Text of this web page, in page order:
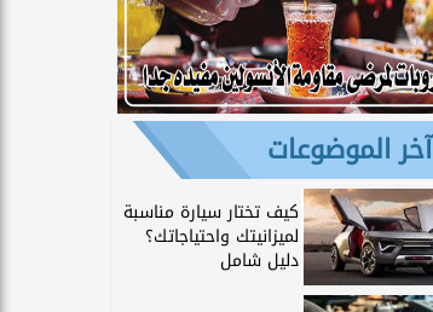
آخر الموضوعات
كيف تختار سيارة مناسبة
لميزانيتك واحتياجاتك؟
دليل شامل